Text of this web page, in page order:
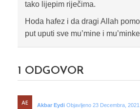
tako lijepim riječima.
Hoda hafez i da dragi Allah
put uputi sve mu’mine i
1 ODGOVOR
Akbar Eydi Objavljeno 23 Decembra, 2021